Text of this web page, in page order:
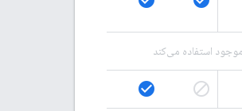
استفاده می‌کند
block
check_circle